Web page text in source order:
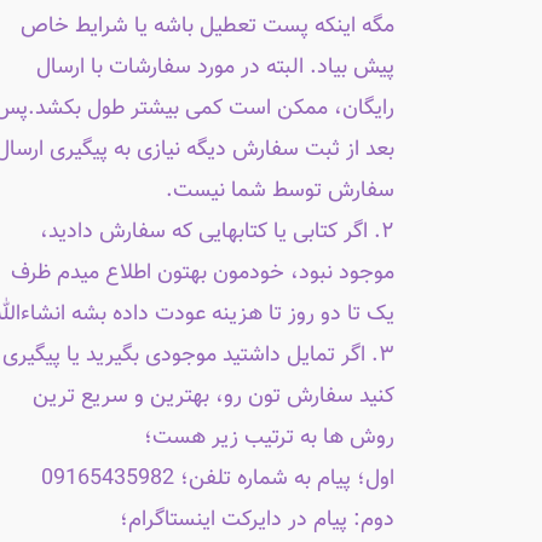
مگه اینکه پست تعطیل باشه یا شرایط خاص
پیش بیاد. البته در مورد سفارشات با ارسال
رایگان، ممکن است کمی بیشتر طول
بعد از ثبت سفارش دیگه نیازی به پیگیری
سفارش توسط شما نیست.
۲. اگر کتابی یا کتابهایی که سفارش دادید،
موجود نبود، خودمون بهتون اطلاع میدم ظرف
یک تا دو روز تا هزینه عودت داده بشه
۳. اگر تمایل داشتید موجودی بگیرید یا پیگیری
کنید سفارش تون رو، بهترین و سریع ترین
روش ها به ترتیب زیر هست؛
اول؛ پیام به شماره تلفن؛ 09165435982
دوم: پیام در دایرکت اینستاگرام؛